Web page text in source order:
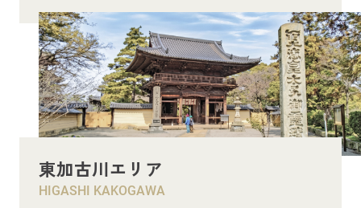
東加古川エリア
HIGASHI KAKOGAWA